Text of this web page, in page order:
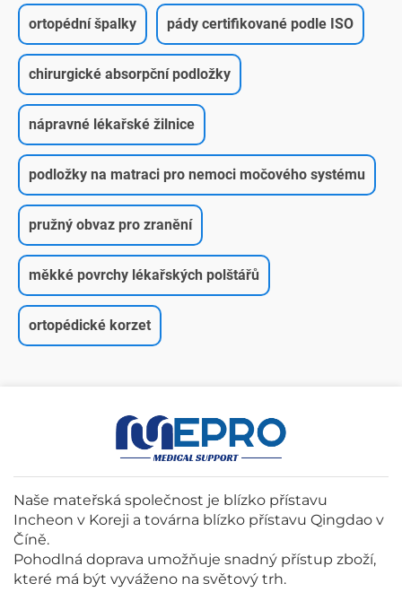
ortopédní špalky pády certifikované podle ISO
chirurgické absorpční podložky
nápravné lékařské žilnice
podložky na matraci pro nemoci močového systému
pružný obvaz pro zranění
měkké povrchy lékařských polštářů
ortopédické korzet
Naše mateřská společnost je blízko přístavu
Incheon v Koreji a továrna blízko přístavu Qingdao v
Číně.
Pohodlná doprava umožňuje snadný přístup zboží,
které má být vyváženo na světový trh.